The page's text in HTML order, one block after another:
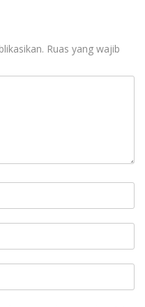
Ruas yang wajib